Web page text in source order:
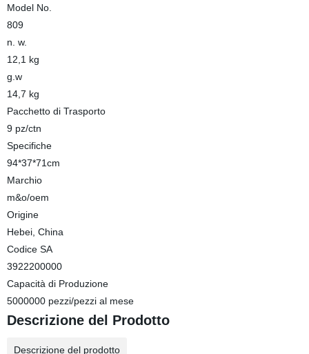
Model No.
809
n. w.
12,1 kg
g.w
14,7 kg
Pacchetto di Trasporto
9 pz/ctn
Specifiche
94*37*71cm
Marchio
m&o/oem
Origine
Hebei, China
Codice SA
3922200000
Capacità di Produzione
5000000 pezzi/pezzi al mese
Descrizione del Prodotto
Descrizione del prodotto